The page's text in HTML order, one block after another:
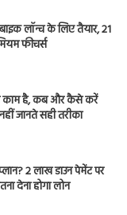
लॉन्च के लिए तैयार, 21
फीचर्स
काम है, कब और कैसे करें
जानते सही तरीका
2 लाख डाउन पेमेंट पर
देना होगा लोन